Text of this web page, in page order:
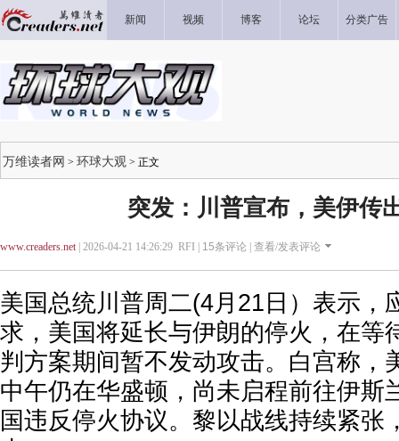
新闻 视频 博客 论坛 分类广告
万维读者网 > 环球大观 > 正文
突发：川普宣布，美伊传
www.creaders.net| 2026-04-21 14:26:29 RFI | 15条评论 | 查看/发表评论
美国总统川普周二(4月21日）表示，
求，美国将延长与伊朗的停火，在等
判方案期间暂不发动攻击。白宫称，
中午仍在华盛顿，尚未启程前往伊斯
国违反停火协议。黎以战线持续紧张